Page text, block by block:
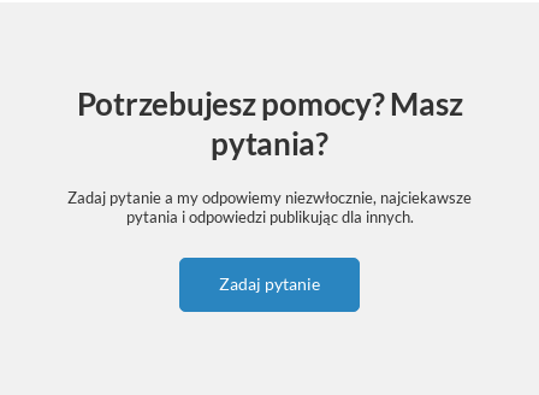
Potrzebujesz pomocy? Masz
pytania?
Zadaj pytanie a my odpowiemy niezwłocznie, najciekawsze
pytania i odpowiedzi publikując dla innych.
Zadaj pytanie